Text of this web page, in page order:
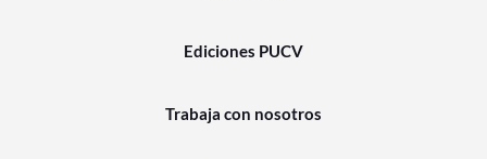
Ediciones PUCV
Trabaja con nosotros